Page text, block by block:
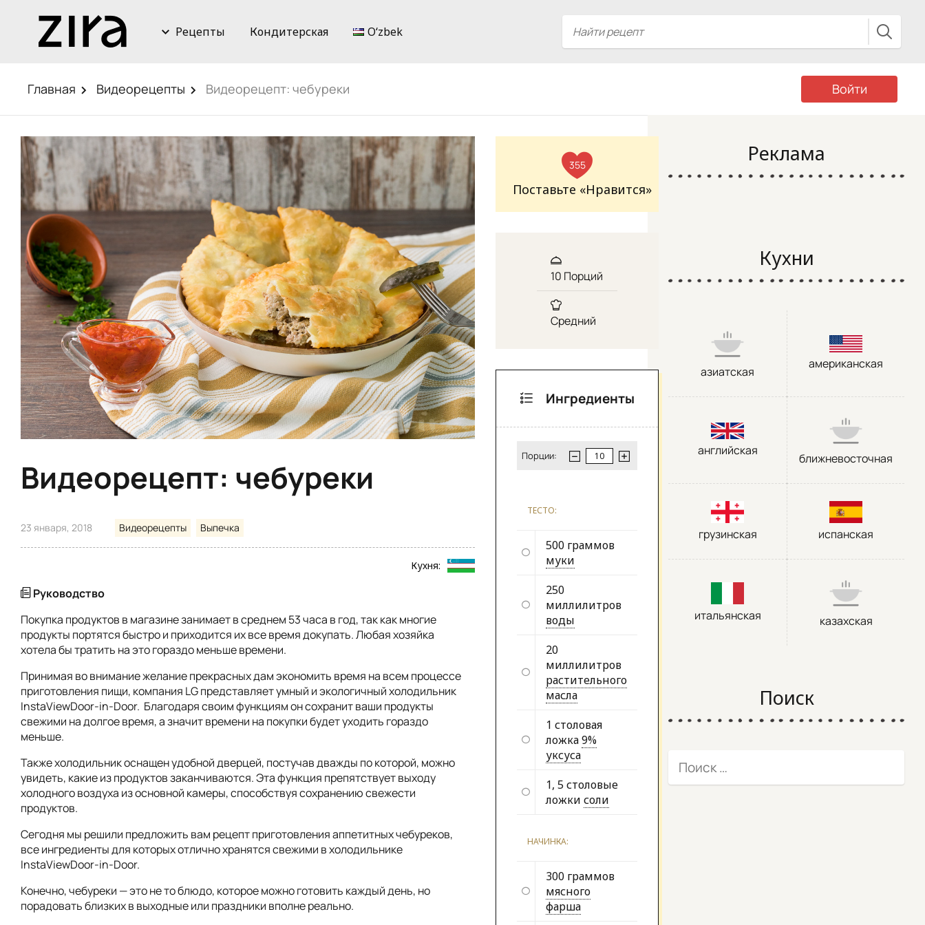
Рецепты Кондитерская Oʻzbek
Главная Видеорецепты Видеорецепт: чебуреки Войти
Видеорецепт: чебуреки
23 января, 2018 Видеорецепты Выпечка
Кухня:
Руководство
Покупка продуктов в магазине занимает в среднем 53 часа в год, так как многие
продукты портятся быстро и приходится их все время докупать. Любая хозяйка
хотела бы тратить на это гораздо меньше времени.
Принимая во внимание желание прекрасных дам экономить время на всем процессе
приготовления пищи, компания LG представляет умный и экологичный холодильник
InstaViewDoor-in-Door. Благодаря своим функциям он сохранит ваши продукты
свежими на долгое время, а значит времени на покупки будет уходить гораздо
меньше.
Также холодильник оснащен удобной дверцей, постучав дважды по которой, можно
увидеть, какие из продуктов заканчиваются. Эта функция препятствует выходу
холодного воздуха из основной камеры, способствуя сохранению свежести
продуктов.
Сегодня мы решили предложить вам рецепт приготовления аппетитных чебуреков,
все ингредиенты для которых отлично хранятся свежими в холодильнике
InstaViewDoor-in-Door.
Конечно, чебуреки — это не то блюдо, которое можно готовить каждый день, но
порадовать близких в выходные или праздники вполне реально.
355
Поставьте «Нравится»
10 Порций
Средний
Ингредиенты
Порции:
ТЕСТО:
500 граммов
муки
250
миллилитров
воды
20
миллилитров
растительного
масла
1 столовая
ложка9%
уксуса
1, 5 столовые
ложки соли
НАЧИНКА:
300 граммов
мясного
фарша
Реклама
Кухни
азиатская
американская
английская
ближневосточная
грузинская испанская
итальянская казахская
Поиск